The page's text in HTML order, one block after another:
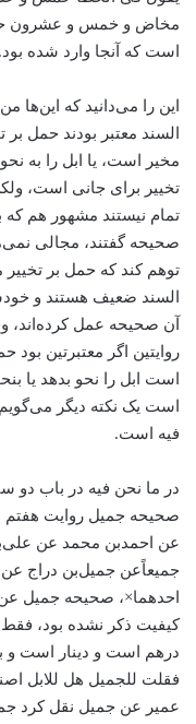
مخاض و خمس و عشرون
است که آنجا وارد شده بود.
این را می‌دانید که این‌ها
السند معتبر بودند حمل
مخیر است، یا ابل را به
تخییر برای جانی است،
تمام نیستند مشهور هم
صحیحه گفتند، مجالی
توهم کند که حمل بر
السند ضعیف هستند و
آن صحیحه عمل کرده‌اند،
روایتین اگر معتبرتین
است ابل را نحو بدهد یا
است یک نکته دیگر
فیه است.
در ما نحن فیه در باب دو
صحیحه جمیل روایت
عن احمد‌بن محمد عن
جمیعاً‌عن جمیل‌بن دراج
احدهما×، صحیحه جمیل
کیفیت ذکر نشده بود،
درهم است و دینار است و
فقلت للجمیل هل للابل
عمیر عن جمیل نقل کرد